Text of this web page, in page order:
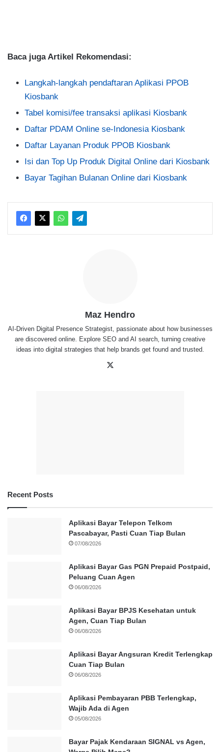
Baca juga Artikel Rekomendasi:
Langkah-langkah pendaftaran Aplikasi PPOB
Kiosbank
Tabel komisi/fee transaksi aplikasi Kiosbank
Daftar PDAM Online se-Indonesia Kiosbank
Daftar Layanan Produk PPOB Kiosbank
Isi dan Top Up Produk Digital Online dari Kiosbank
Bayar Tagihan Bulanan Online dari Kiosbank
Maz Hendro
AI-Driven Digital Presence Strategist, passionate about how businesses
are discovered online. Explore SEO and AI search, turning creative
ideas into digital strategies that help brands get found and trusted.
Recent Posts
Aplikasi Bayar Telepon Telkom
Pascabayar, Pasti Cuan Tiap Bulan
07/08/2026
Aplikasi Bayar Gas PGN Prepaid Postpaid,
Peluang Cuan Agen
06/08/2026
Aplikasi Bayar BPJS Kesehatan untuk
Agen, Cuan Tiap Bulan
06/08/2026
Aplikasi Bayar Angsuran Kredit Terlengkap
Cuan Tiap Bulan
06/08/2026
Aplikasi Pembayaran PBB Terlengkap,
Wajib Ada di Agen
05/08/2026
Bayar Pajak Kendaraan SIGNAL vs Agen,